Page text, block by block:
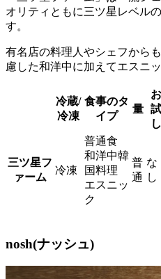
オリティともに三ツ星レベル
す。
有名店の料理人やシェフから
慮した和洋中に加えてエスニ
冷蔵/
冷凍
食事のタ
イプ
量
お
試
し
三ツ星フ
ァーム
冷凍
普通食
和洋中韓
国料理
エスニッ
ク
普
通
な
し
nosh(ナッシュ)